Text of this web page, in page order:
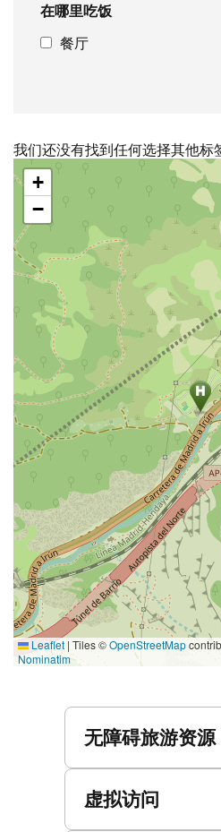
在哪里吃饭
餐厅
我们还没有找到任何选择其他标
跳
过
地
图
+
−
Leaflet | Tiles ©OpenStreetMap
Nominatim
无障碍旅游资源
虚拟访问